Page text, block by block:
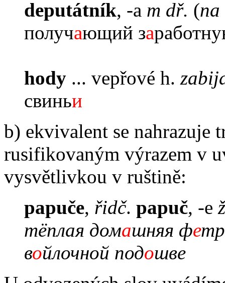
deputátník, -a m dř. (na
получающий за
hody ... vepřové h.
свиньи
b) ekvivalent se nahrazuje
rusifikovaným výrazem v
vysvětlivkou v ruštině:
papuče, řidč. papuč, -e
тёплая домашняя фе
войлочной подошве